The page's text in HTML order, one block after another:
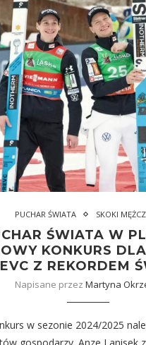
PUCHAR ŚWIATA SKOKI
ŚWIATA W
KONKURS
Z REKORDEM
Napisane przez Martyna
w sezonie 2024/2025